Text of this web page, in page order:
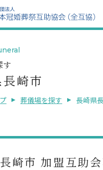
す
崎市
葬儀場を探す 長崎県
崎市 加盟互助